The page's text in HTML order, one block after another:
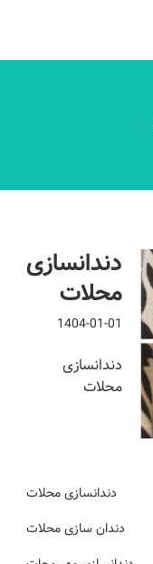
دندانسازی
محلات
1404-01-01
دندانسازی
محلات
دندانسازی محلات
دندان سازی محلات